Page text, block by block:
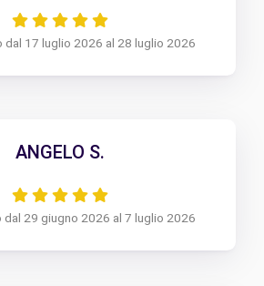
dal 17 luglio 2026 al 28 luglio 2026
ANGELO S.
29 giugno 2026 al 7 luglio 2026